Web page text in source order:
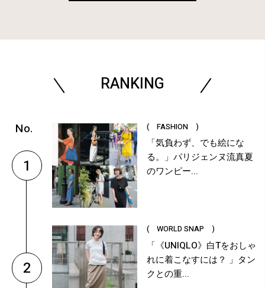
RANKING
1
( FASHION )
「気負わず、でも絵にな
る。」パリジェンヌ流真夏
のワンピー...
2
( WORLD SNAP )
「《UNIQLO》白Tをおしゃ
れに着こなすには？ 」タン
クとの重...